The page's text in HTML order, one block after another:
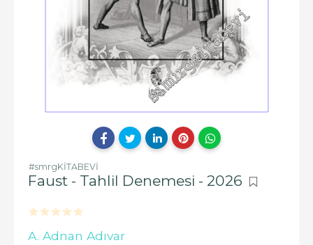
#smrgKİTABEVİ
Faust - Tahlil Denemesi - 2026
A. Adnan Adıvar